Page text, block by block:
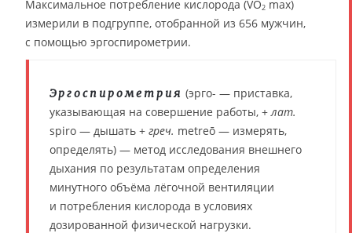
Максимальное потребление кислорода (VO2 max)
измерили в подгруппе, отобранной из 656 мужчин,
с помощью эргоспирометрии.
Эргоспирометрия (эрго- — приставка,
указывающая на совершение работы, + лат.
spiro — дышать + греч. metreō — измерять,
определять) — метод исследования внешнего
дыхания по результатам определения
минутного объёма лёгочной вентиляции
и потребления кислорода в условиях
дозированной физической нагрузки.